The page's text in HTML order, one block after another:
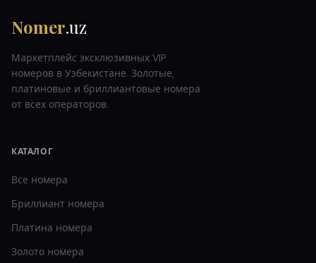
Nomer.uz
Маркетплейс эксклюзивных VIP
номеров в Узбекистане. Золотые,
платиновые и бриллиантовые номера
от всех операторов.
КАТАЛОГ
Все номера
Бриллиант номера
Платина номера
Золото номера